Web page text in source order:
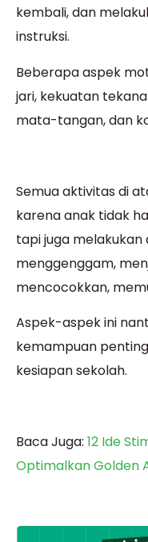
kembali, dan
instruksi.
Beberapa aspek
jari, kekuatan
mata-tangan, dan
Semua aktivitas di
karena anak tidak
tapi juga
menggenggam,
mencocokkan,
Aspek-aspek ini
kemampuan
kesiapan sekolah.
Baca Juga: 12 Ide
Optimalkan Golden